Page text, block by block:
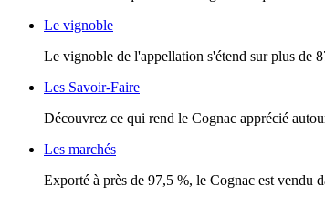
Le vignoble
Le vignoble de l'appellation s'étend sur plus de
Les Savoir-Faire
Découvrez ce qui rend le Cognac apprécié
Les marchés
Exporté à près de 97,5 %, le Cognac est vendu